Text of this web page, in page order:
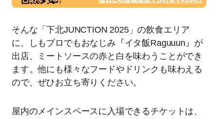
そんな「下北JUNCTION 2025」の飲食エリア
に、しもブロでもおなじみ『イタ飯Raguuun』が
出店、ミートソースの赤と白を味わうことができ
ます。他にも様々なフードやドリンクも味わえる
ので、ぜひお立ち寄りください。
屋内のメインスペースに入場できるチケットは、